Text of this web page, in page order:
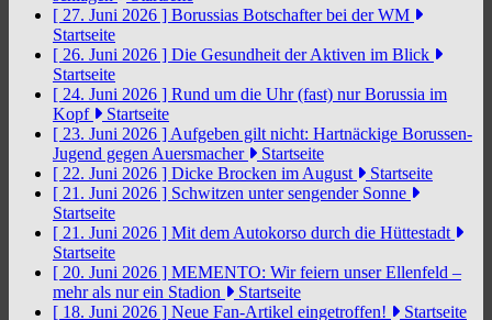
[ 27. Juni 2026 ] Borussias Botschafter bei der WM
Startseite
[ 26. Juni 2026 ] Die Gesundheit der Aktiven im Blick
Startseite
[ 24. Juni 2026 ] Rund um die Uhr (fast) nur Borussia im
Kopf
Startseite
[ 23. Juni 2026 ] Aufgeben gilt nicht: Hartnäckige Borussen-
Jugend gegen Auersmacher
Startseite
[ 22. Juni 2026 ] Dicke Brocken im August
Startseite
[ 21. Juni 2026 ] Schwitzen unter sengender Sonne
Startseite
[ 21. Juni 2026 ] Mit dem Autokorso durch die Hüttestadt
Startseite
[ 20. Juni 2026 ] MEMENTO: Wir feiern unser Ellenfeld –
mehr als nur ein Stadion
Startseite
[ 18. Juni 2026 ] Neue Fan-Artikel eingetroffen!
Startseite